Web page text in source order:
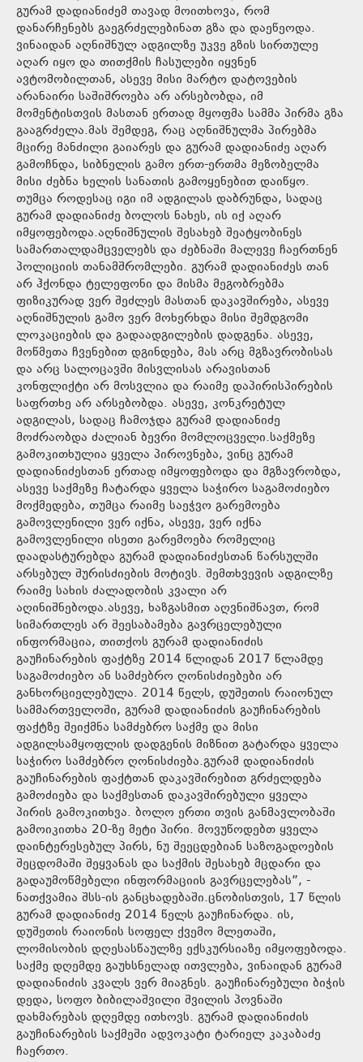
გურამ დადიანიძემ თავად მოითხოვა, რომ
დანარჩენებს გაეგრძელებინათ გზა და დაეწეოდა.
ვინაიდან აღნიშნულ ადგილზე უკვე გზის სირთულე
აღარ იყო და თითქმის ჩასულები იყვნენ
ავტომობილთან, ასევე მისი მარტო დატოვების
არანაირი საშიშროება არ არსებობდა, იმ
მომენტისთვის მასთან ერთად მყოფმა სამმა პირმა გზა
გააგრძელა.მას შემდეგ, რაც აღნიშნულმა პირებმა
მცირე მანძილი გაიარეს და გურამ დადიანიძე აღარ
გამოჩნდა, სიბნელის გამო ერთ-ერთმა მეზობელმა
მისი ძებნა ხელის სანათის გამოყენებით დაიწყო.
თუმცა როდესაც იგი იმ ადგილას დაბრუნდა, სადაც
გურამ დადიანიძე ბოლოს ნახეს, ის იქ აღარ
იმყოფებოდა.აღნიშნულის შესახებ შეატყობინეს
სამართალდამცველებს და ძებნაში მალევე ჩაერთნენ
პოლიციის თანამშრომლები. გურამ დადიანიძეს თან
არ ჰქონდა ტელეფონი და მისმა მეგობრებმა
ფიზიკურად ვერ შეძლეს მასთან დაკავშირება, ასევე
აღნიშნულის გამო ვერ მოხერხდა მისი შემდგომი
ლოკაციების და გადაადგილების დადგენა. ასევე,
მოწმეთა ჩვენებით დგინდება, მას არც მგზავრობისას
და არც სალოცავში მისვლისას არავისთან
კონფლიქტი არ მოსვლია და რაიმე დაპირისპირების
საფრთხე არ არსებობდა. ასევე, კონკრეტულ
ადგილას, სადაც ჩამოჯდა გურამ დადიანიძე
მოძრაობდა ძალიან ბევრი მომლოცველი.საქმეზე
გამოკითხულია ყველა პიროვნება, ვინც გურამ
დადიანიძესთან ერთად იმყოფებოდა და მგზავრობდა,
ასევე საქმეზე ჩატარდა ყველა საჭირო საგამოძიებო
მოქმედება, თუმცა რაიმე საეჭვო გარემოება
გამოვლენილი ვერ იქნა, ასევე, ვერ იქნა
გამოვლენილი ისეთი გარემოება რომელიც
დაადასტურებდა გურამ დადიანიძესთან წარსულში
არსებულ შურისძიების მოტივს. შემთხვევის ადგილზე
რაიმე სახის ძალადობის კვალი არ
აღინიშნებოდა.ასევე, ხაზგასმით აღვნიშნავთ, რომ
სიმართლეს არ შეესაბამება გავრცელებული
ინფორმაცია, თითქოს გურამ დადიანიძის
გაუჩინარების ფაქტზე 2014 წლიდან 2017 წლამდე
საგამოძიებო ან სამძებრო ღონისძიებები არ
განხორციელებულა. 2014 წელს, დუშეთის რაიონულ
სამმართველოში, გურამ დადიანიძის გაუჩინარების
ფაქტზე შეიქმნა სამძებრო საქმე და მისი
ადგილსამყოფლის დადგენის მიზნით გატარდა ყველა
საჭირო სამძებრო ღონისძიება.გურამ დადიანიძის
გაუჩინარების ფაქტთან დაკავშირებით გრძელდება
გამოძიება და საქმესთან დაკავშირებული ყველა
პირის გამოკითხვა. ბოლო ერთი თვის განმავლობაში
გამოიკითხა 20-ზე მეტი პირი. მოვუწოდებთ ყველა
დაინტერესებულ პირს, ნუ შეეცდებიან საზოგადოების
შეცდომაში შეყვანას და საქმის შესახებ მცდარი და
გადაუმოწმებელი ინფორმაციის გავრცელებას”, -
ნათქვამია შსს-ის განცხადებაში.ცნობისთვის, 17 წლის
გურამ დადიანიძე 2014 წელს გაუჩინარდა. ის,
დუშეთის რაიონის სოფელ ქვემო მლეთაში,
ლომისობის დღესასწაულზე ექსკურსიაზე იმყოფებოდა.
საქმე დღემდე გაუხსნელად ითვლება, ვინაიდან გურამ
დადიანიძის კვალს ვერ მიაგნეს. გაუჩინარებული ბიჭის
დედა, სოფო ბიბილაშვილი შვილის პოვნაში
დახმარებას დღემდე ითხოვს. გურამ დადიანიძის
გაუჩინარების საქმეში ადვოკატი ტარიელ კაკაბაძე
ჩაერთო.